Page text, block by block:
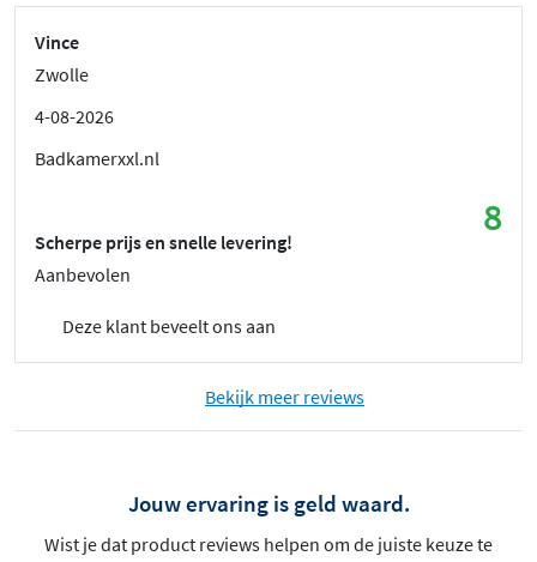
Vince
Zwolle
4-08-2026
Badkamerxxl.nl
8
Scherpe prijs en snelle levering!
Aanbevolen
Deze klant beveelt ons aan
Bekijk meer reviews
Jouw ervaring is geld waard.
Wist je dat product reviews helpen om de juiste keuze te